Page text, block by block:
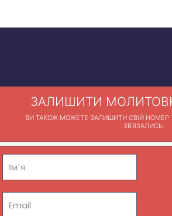
ЗАЛИШИТИ
ВИ ТАКОЖ МОЖЕТЕ ЗАЛИШИТИ СВІЙ
ЗВ'ЯЗАЛИСЬ.